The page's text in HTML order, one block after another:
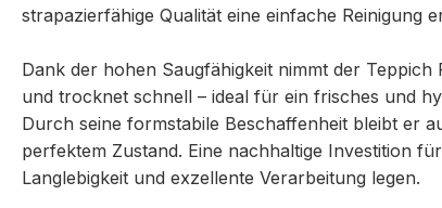
strapazierfähige Qualität eine einfache Reinigung
Dank der hohen Saugfähigkeit nimmt der Teppich
und trocknet schnell – ideal für ein frisches und
Durch seine formstabile Beschaffenheit bleibt er
perfektem Zustand. Eine nachhaltige Investition
Langlebigkeit und exzellente Verarbeitung legen.